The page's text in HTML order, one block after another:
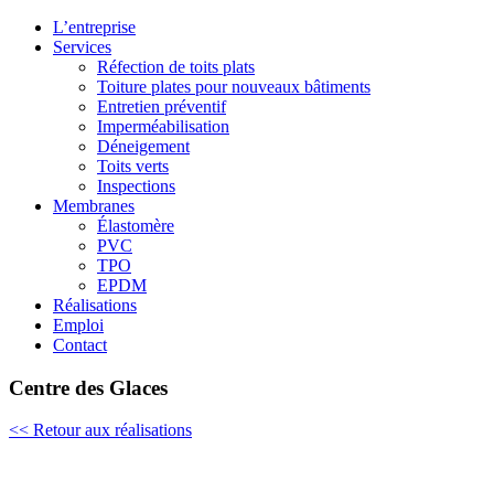
L’entreprise
Services
Réfection de toits plats
Toiture plates pour nouveaux bâtiments
Entretien préventif
Imperméabilisation
Déneigement
Toits verts
Inspections
Membranes
Élastomère
PVC
TPO
EPDM
Réalisations
Emploi
Contact
Centre des Glaces
<< Retour aux réalisations